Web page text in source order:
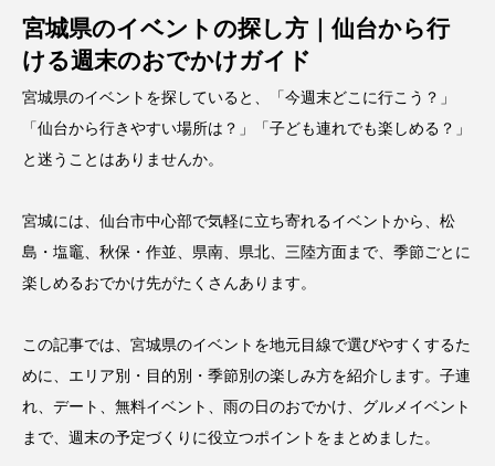
宮城県のイベントの探し方｜仙台から行
ける週末のおでかけガイド
宮城県のイベントを探していると、「今週末どこに行こう？」
「仙台から行きやすい場所は？」「子ども連れでも楽しめる？」
と迷うことはありませんか。
宮城には、仙台市中心部で気軽に立ち寄れるイベントから、松
島・塩竈、秋保・作並、県南、県北、三陸方面まで、季節ごとに
楽しめるおでかけ先がたくさんあります。
この記事では、宮城県のイベントを地元目線で選びやすくするた
めに、エリア別・目的別・季節別の楽しみ方を紹介します。子連
れ、デート、無料イベント、雨の日のおでかけ、グルメイベント
まで、週末の予定づくりに役立つポイントをまとめました。